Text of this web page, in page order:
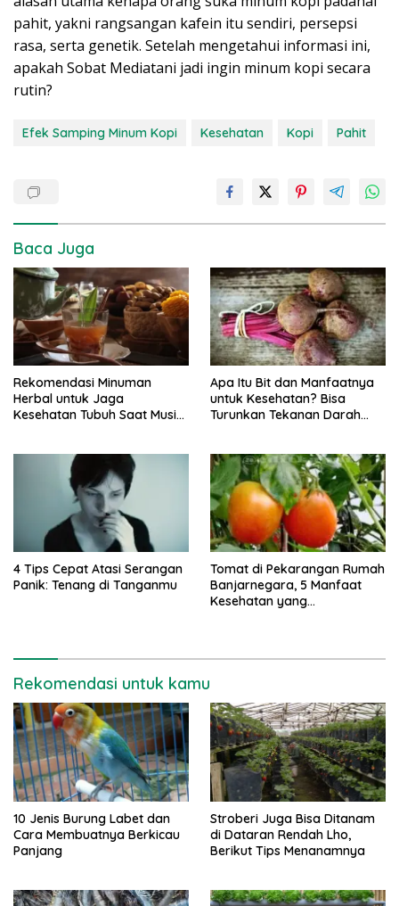
pahit, yakni rangsangan kafein itu sendiri, persepsi
rasa, serta genetik. Setelah mengetahui informasi ini,
apakah Sobat Mediatani jadi ingin minum kopi secara
rutin?
Efek Samping Minum Kopi Kesehatan Kopi Pahit
Baca Juga
Rekomendasi Minuman
Herbal untuk Jaga
Kesehatan Tubuh Saat Musim
Apa Itu Bit dan Manfaatnya
untuk Kesehatan? Bisa
Turunkan Tekanan Darah
4 Tips Cepat Atasi Serangan
Panik: Tenang di Tanganmu
Tomat di Pekarangan Rumah
Banjarnegara, 5 Manfaat
Kesehatan yang
Rekomendasi untuk kamu
10 Jenis Burung Labet dan
Cara Membuatnya Berkicau
Panjang
Stroberi Juga Bisa Ditanam
di Dataran Rendah Lho,
Berikut Tips Menanamnya